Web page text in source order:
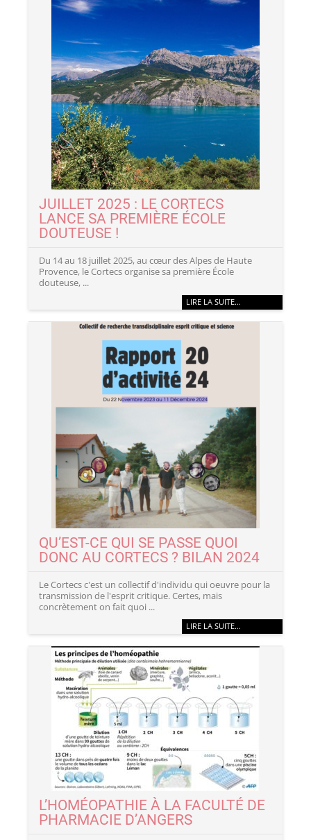
JUILLET 2025 : LE CORTECS
LANCE SA PREMIÈRE ÉCOLE
DOUTEUSE !
Du 14 au 18 juillet 2025, au cœur des Alpes de Haute
Provence, le Cortecs organise sa première École
douteuse, ...
LIRE LA SUITE…
QU’EST-CE QUI SE PASSE QUOI
DONC AU CORTECS ? BILAN 2024
Le Cortecs c'est un collectif d'individu qui oeuvre pour la
transmission de l'esprit critique. Certes, mais
concrètement on fait quoi ...
LIRE LA SUITE…
L’HOMÉOPATHIE À LA FACULTÉ DE
PHARMACIE D’ANGERS